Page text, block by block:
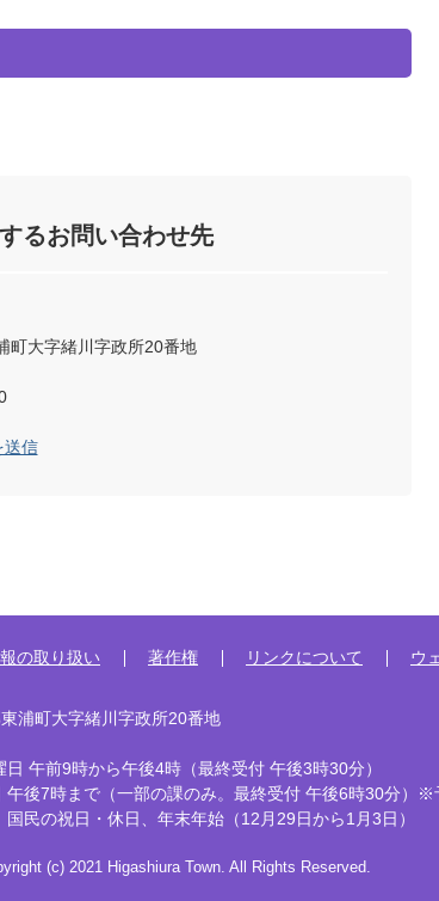
るお問い合わせ先
町大字緒川字政所20番地
送信
の取り扱い 著作権 リンクについて ウ
浦町大字緒川字政所20番地
日 午前9時から午後4時 （最終受付 午後3時30分）
午後7時まで （一部の課のみ。最終受付 午後6時30分）※
国民の祝日・休日、年末年始（12月29日から1月3日）
(c) 2021 Higashiura Town. All Rights Reserved.